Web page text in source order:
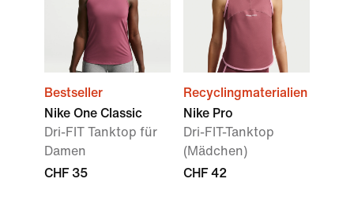
Bestseller
Nike One Classic
Dri-FIT Tanktop für
Damen
CHF 35
Recyclingmaterialien
Nike Pro
Dri-FIT-Tanktop
(Mädchen)
CHF 42